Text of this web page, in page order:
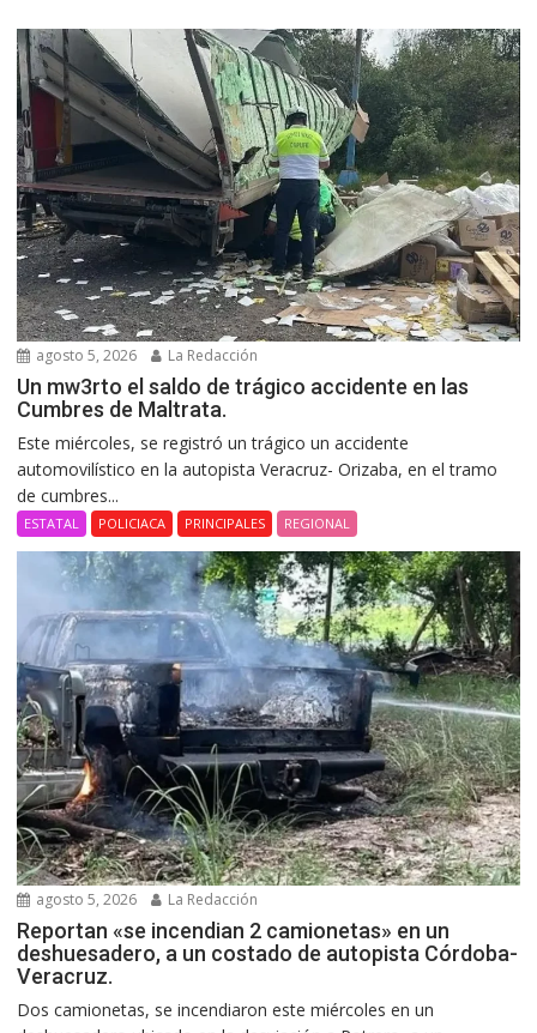
agosto 5, 2026 La Redacción
Un mw3rto el saldo de trágico accidente en las
Cumbres de Maltrata.
Este miércoles, se registró un trágico un accidente
automovilístico en la autopista Veracruz- Orizaba, en el tramo
de cumbres...
ESTATAL POLICIACA PRINCIPALES REGIONAL
agosto 5, 2026 La Redacción
Reportan «se incendian 2 camionetas» en un
deshuesadero, a un costado de autopista Córdoba-
Veracruz.
Dos camionetas, se incendiaron este miércoles en un